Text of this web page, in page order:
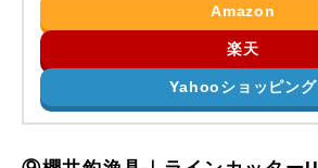
Amazon
楽天
Yahooショッピング